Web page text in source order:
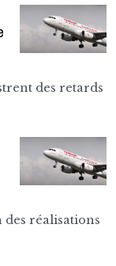
des retards
réalisations